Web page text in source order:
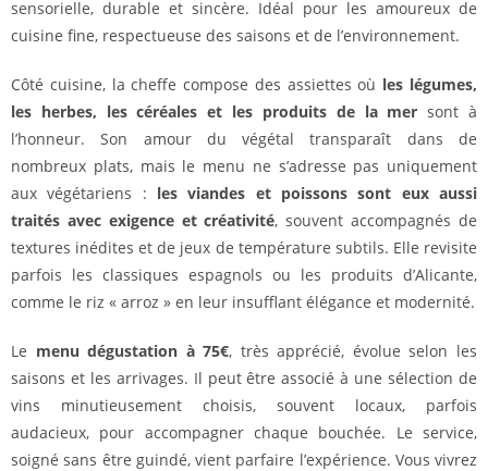
sensorielle, durable et sincère. Idéal pour les amoureux de
cuisine fine, respectueuse des saisons et de l’environnement.
Côté cuisine, la cheffe compose des assiettes où les légumes,
les herbes, les céréales et les produits de la mer sont à
l’honneur. Son amour du végétal transparaît dans de
nombreux plats, mais le menu ne s’adresse pas uniquement
aux végétariens : les viandes et poissons sont eux aussi
traités avec exigence et créativité, souvent accompagnés de
textures inédites et de jeux de température subtils. Elle revisite
parfois les classiques espagnols ou les produits d’Alicante,
comme le riz « arroz » en leur insufflant élégance et modernité.
Le menu dégustation à 75€, très apprécié, évolue selon les
saisons et les arrivages. Il peut être associé à une sélection de
vins minutieusement choisis, souvent locaux, parfois
audacieux, pour accompagner chaque bouchée. Le service,
soigné sans être guindé, vient parfaire l’expérience. Vous vivrez